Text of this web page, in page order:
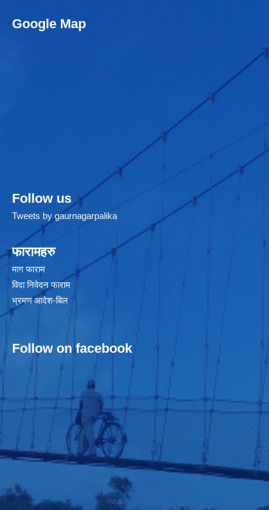
Google Map
Follow us
Tweets by gaurnagarpalika
फारामहरु
माग फाराम
विदा निवेदन फाराम
भ्रमण आदेश-बिल
Follow on facebook